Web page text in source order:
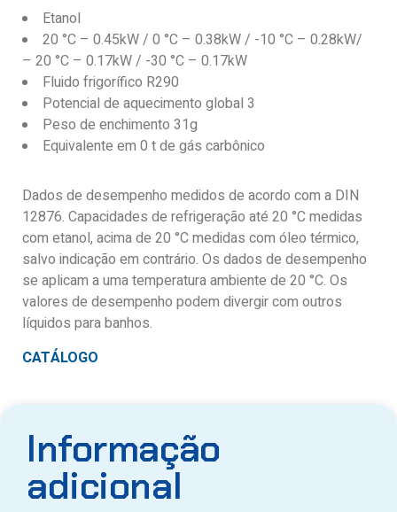
Etanol
20 °C – 0.45kW / 0 °C – 0.38kW / -10 °C – 0.28kW/
– 20 °C – 0.17kW / -30 °C – 0.17kW
Fluido frigorífico R290
Potencial de aquecimento global 3
Peso de enchimento 31g
Equivalente em 0 t de gás carbônico
Dados de desempenho medidos de acordo com a DIN
12876. Capacidades de refrigeração até 20 °C medidas
com etanol, acima de 20 °C medidas com óleo térmico,
salvo indicação em contrário. Os dados de desempenho
se aplicam a uma temperatura ambiente de 20 °C. Os
valores de desempenho podem divergir com outros
líquidos para banhos.
CATÁLOGO
Informação
adicional